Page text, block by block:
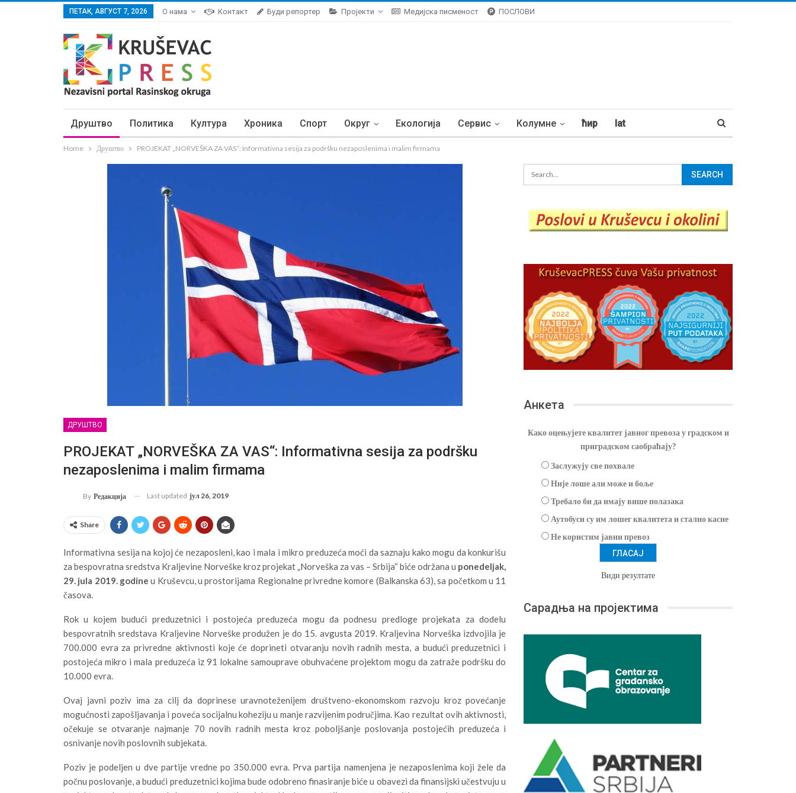
ПЕТАК, АВГУСТ 7, 2026 О нама Контакт Буди репортер Пројекти Медијска писменост ПОСЛОВИ
Друштво Политика Култура Хроника Спорт Округ Екологија Сервис Колумне ћир lat
Home Друштво PROJEKAT „NORVEŠKA ZA VAS“: Informativna sesija za podršku nezaposlenima i malim firmama
ДРУШТВО
PROJEKAT „NORVEŠKA ZA VAS“: Informativna sesija za podršku
nezaposlenima i malim firmama
By Редакција Last updated јул 26, 2019
Share
Informativna sesija na kojoj će nezaposleni, kao i mala i mikro preduzeća moći da saznaju kako mogu da konkurišu
za bespovratna sredstva Kraljevine Norveške kroz projekat „Norveška za vas – Srbija“ biće održana u ponedeljak,
29. jula 2019. godine u Kruševcu, u prostorijama Regionalne privredne komore (Balkanska 63), sa početkom u 11
časova.
Rok u kojem budući preduzetnici i postojeća preduzeća mogu da podnesu predloge projekata za dodelu
bespovratnih sredstava Kraljevine Norveške produžen je do 15. avgusta 2019. Kraljevina Norveška izdvojila je
700.000 evra za privredne aktivnosti koje će doprineti otvaranju novih radnih mesta, a budući preduzetnici i
postojeća mikro i mala preduzeća iz 91 lokalne samouprave obuhvaćene projektom mogu da zatraže podršku do
10.000 evra.
Ovaj javni poziv ima za cilj da doprinese uravnoteženijem društveno-ekonomskom razvoju kroz povećanje
mogućnosti zapošljavanja i poveća socijalnu koheziju u manje razvijenim područjima. Kao rezultat ovih aktivnosti,
očekuje se otvaranje najmanje 70 novih radnih mesta kroz poboljšanje poslovanja postojećih preduzeća i
osnivanje novih poslovnih subjekata.
Poziv je podeljen u dve partije vredne po 350.000 evra. Prva partija namenjena je nezaposlenima koji žele da
počnu poslovanje, a budući preduzetnici kojima bude odobreno finasiranje biće u obavezi da finansijski učestvuju u
Анкета
Како оцењујете квалитет јавног превоза у градском и
приградском саобраћају?
Заслужују све похвале
Није лоше али може и боље
Требало би да имају више полазака
Аутобуси су им лошег квалитета и стално касне
Не користим јавни превоз
Види резултате
Сарадња на пројектима